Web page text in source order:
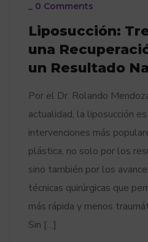
_ 0 Comments
Liposucción:
una
un Resultado
Por el Dr. Rolando
actualidad, la liposucción
intervenciones más
plástica, no solo por los
sino también por los
técnicas quirúrgicas que
más rápida y menos
Sin […]